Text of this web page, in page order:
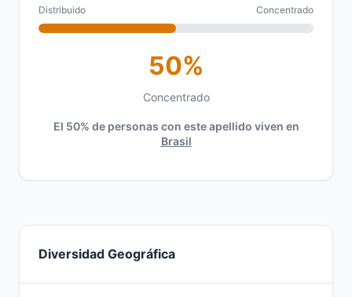
Distribuido Concentrado
50%
Concentrado
El 50% de personas con este apellido viven en
Brasil
Diversidad Geográfica